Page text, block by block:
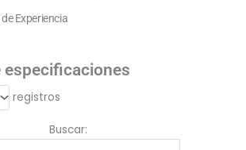
Experiencia
especificaciones
registros
Buscar: